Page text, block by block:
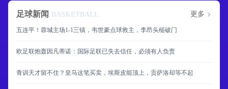
足球新闻 BASKETBALL 更多
五连平！蓉城主场1-1三镇，韦世豪点球救主，李昂头槌破门
欧足联炮轰因凡蒂诺：国际足联已失去信任，必须有人负责
青训天才留不住？皇马这笔买卖，埃斯皮能顶上，贡萨洛却等不起